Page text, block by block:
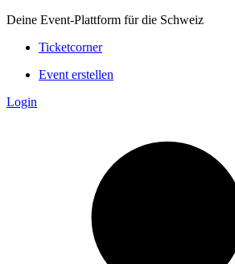
Deine Event-Plattform für die Schweiz
Ticketcorner
Event erstellen
Login